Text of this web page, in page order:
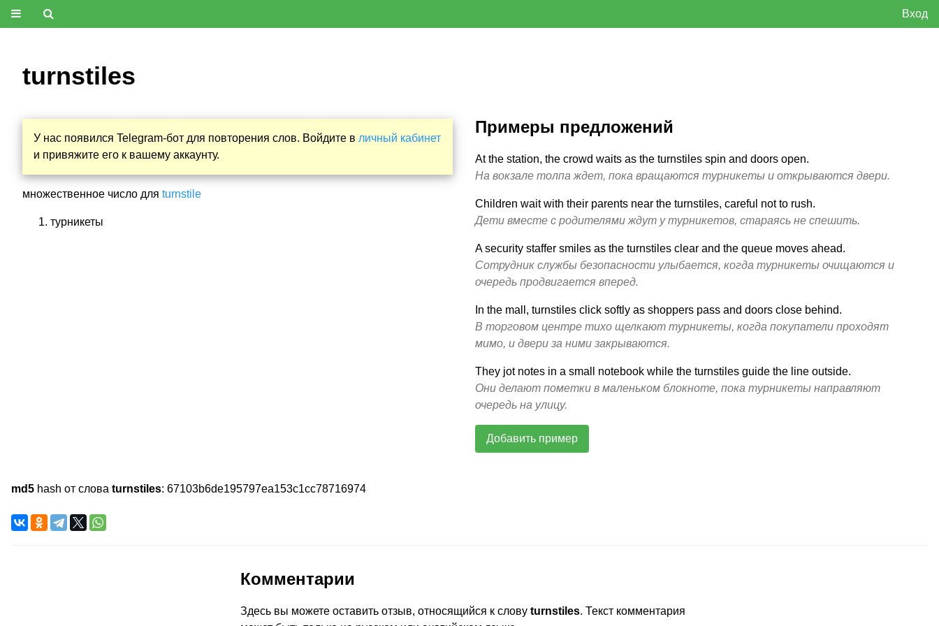
Вход
turnstiles
У нас появился Telegram-бот для повторения слов. Войдите в личный кабинет
и привяжите его к вашему аккаунту.
множественное число для turnstile
турникеты
Примеры предложений
At the station, the crowd waits as the turnstiles spin and doors open.
На вокзале толпа ждет, пока вращаются турникеты и открываются двери.
Children wait with their parents near the turnstiles, careful not to rush.
Дети вместе с родителями ждут у турникетов, стараясь не спешить.
A security staffer smiles as the turnstiles clear and the queue moves ahead.
Сотрудник службы безопасности улыбается, когда турникеты очищаются и
очередь продвигается вперед.
In the mall, turnstiles click softly as shoppers pass and doors close behind.
В торговом центре тихо щелкают турникеты, когда покупатели проходят
мимо, и двери за ними закрываются.
They jot notes in a small notebook while the turnstiles guide the line outside.
Они делают пометки в маленьком блокноте, пока турникеты направляют
очередь на улицу.
Добавить пример
md5 hash от слова turnstiles: 67103b6de195797ea153c1cc78716974
Комментарии
Здесь вы можете оставить отзыв, относящийся к слову turnstiles. Текст комментария